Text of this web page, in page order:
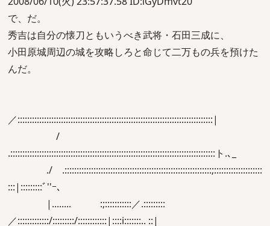
で、だ。
秀吉は自分の懐刀ともいうべき武将・石田三成に、
小田原城周辺の城を攻略しろと命じて二万もの兵を預けた
んだ。
／:::::::::::::::::::::::::::::::::::::::::::::::::::::::::::::::::::::::::::::::::|
/
.:::::::::::::::::::::::::::::::::::::::::::::::::::::::::::::::::::::::::::::::::::::ト.､_
./ .:::::::::::::::::::::::::::::::::::::::::::::::::::::::::::::;::::::::::::::::::::
:::|:::::::::ﾞ''ｰ､
|........ :;:::::::::::／.:::::::::
／:::::::::::::/:::::::::/::::::::::::|::::i:::::::.. ::|